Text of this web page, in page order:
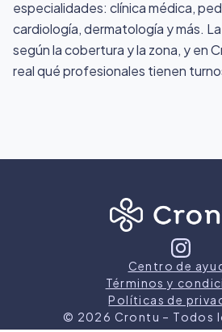
especialidades: clínica médica,
cardiología, dermatología y más.
según la cobertura y la zona, y en
real qué profesionales tienen
Centro de
Términos y
Políticas de
© 2026 Crontu – Todos